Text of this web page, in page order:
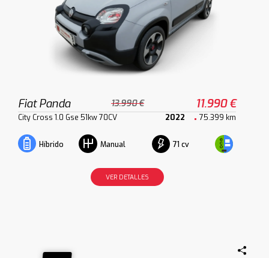
Fiat Panda 13.990 € 11.990 €
City Cross 1.0 Gse 51kw 70CV 2022 75.399 km
Híbrido Manual 71 cv
VER DETALLES